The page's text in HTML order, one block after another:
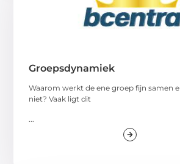
Groepsdynamiek
Waarom werkt de ene groep fijn samen
niet? Vaak ligt dit